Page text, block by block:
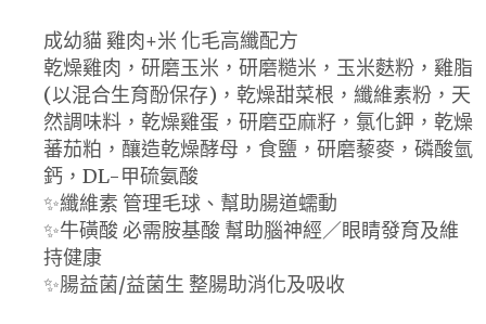
成幼貓 雞肉+米 化毛高纖配方
乾燥雞肉，研磨玉米，研磨糙米，玉米麩粉，雞脂
(以混合生育酚保存)，乾燥甜菜根，纖維素粉，天
然調味料，乾燥雞蛋，研磨亞麻籽，氯化鉀，乾燥
蕃茄粕，釀造乾燥酵母，食鹽，研磨藜麥，磷酸氫
鈣，DL-甲硫氨酸
✨纖維素 管理毛球、幫助腸道蠕動
✨牛磺酸 必需胺基酸 幫助腦神經／眼睛發育及維
持健康
✨腸益菌/益菌生 整腸助消化及吸收